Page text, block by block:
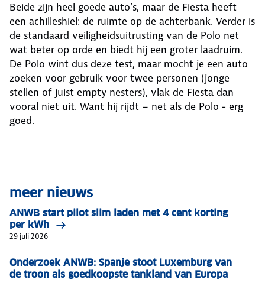
Beide zijn heel goede auto’s, maar de Fiesta heeft
een achilleshiel: de ruimte op de achterbank. Verder is
de standaard veiligheidsuitrusting van de Polo net
wat beter op orde en biedt hij een groter laadruim.
De Polo wint dus deze test, maar mocht je een auto
zoeken voor gebruik voor twee personen (jonge
stellen of juist empty nesters), vlak de Fiesta dan
vooral niet uit. Want hij rijdt – net als de Polo - erg
goed.
meer nieuws
ANWB start pilot slim laden met 4 cent korting
per kWh
29 juli 2026
Onderzoek ANWB: Spanje stoot Luxemburg van
de troon als goedkoopste tankland van Europa